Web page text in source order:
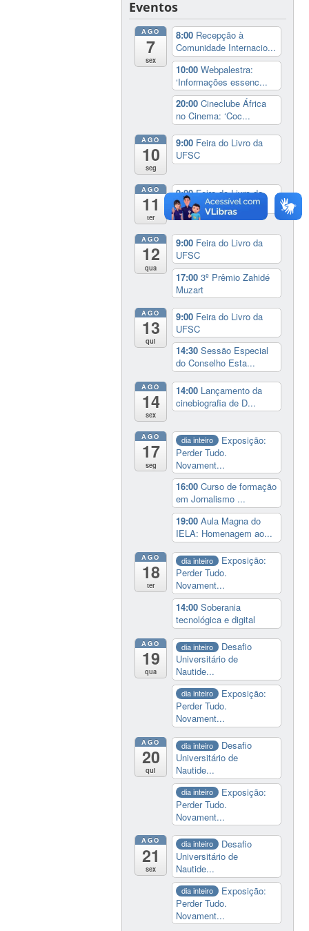
Eventos
AGO
7
sex
8:00 Recepção à
Comunidade Internacio...
10:00Webpalestra:
‘Informações essenc...
20:00Cineclube África
no Cinema: ‘Coc...
AGO
10
seg
9:00 Feira do Livro da
UFSC
AGO
11
ter
9:00Feira do Livro da
UFSC
AGO
12
qua
9:00 Feira do Livro da
UFSC
17:003º Prêmio Zahidé
Muzart
AGO
13
qui
9:00 Feira do Livro da
UFSC
14:30Sessão Especial
do Conselho Esta...
AGO
14
sex
14:00 Lançamento da
cinebiografia de D...
AGO
17
seg
dia inteiro
Exposição:
Perder Tudo.
Novament...
16:00Curso de formação
em Jornalismo ...
19:00Aula Magna do
IELA: Homenagem ao...
AGO
18
ter
dia inteiro
Exposição:
Perder Tudo.
Novament...
14:00Soberania
tecnológica e digital
AGO
19
qua
dia inteiro
Desafio
Universitário de
Nautide...
dia inteiro
Exposição:
Perder Tudo.
Novament...
AGO
20
qui
dia inteiro
Desafio
Universitário de
Nautide...
dia inteiro
Exposição:
Perder Tudo.
Novament...
AGO
21
sex
dia inteiro
Desafio
Universitário de
Nautide...
dia inteiro
Exposição:
Perder Tudo.
Novament...